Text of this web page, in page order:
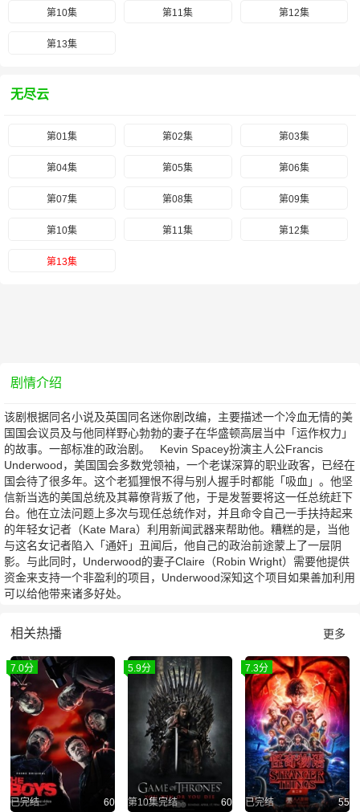
第10集 第11集 第12集
第13集
无尽云
第01集 第02集 第03集
第04集 第05集 第06集
第07集 第08集 第09集
第10集 第11集 第12集
第13集
剧情介绍
该剧根据同名小说及英国同名迷你剧改编，主要描述一个冷血无情的美
国国会议员及与他同样野心勃勃的妻子在华盛顿高层当中「运作权力」
的故事。一部标准的政治剧。 Kevin Spacey扮演主人公Francis
Underwood，美国国会多数党领袖，一个老谋深算的职业政客，已经在
国会待了很多年。这个老狐狸恨不得与别人握手时都能「吸血」。他坚
信新当选的美国总统及其幕僚背叛了他，于是发誓要将这一任总统赶下
台。他在立法问题上多次与现任总统作对，并且命令自己一手扶持起来
的年轻女记者（Kate Mara）利用新闻武器来帮助他。糟糕的是，当他
与这名女记者陷入「通奸」丑闻后，他自己的政治前途蒙上了一层阴
影。与此同时，Underwood的妻子Claire（Robin Wright）需要他提供
资金来支持一个非盈利的项目，Underwood深知这个项目如果善加利用
可以给他带来诸多好处。
相关热播 更多
7.0分
已完结 60
5.9分
第10集完结 60
7.3分
已完结 55